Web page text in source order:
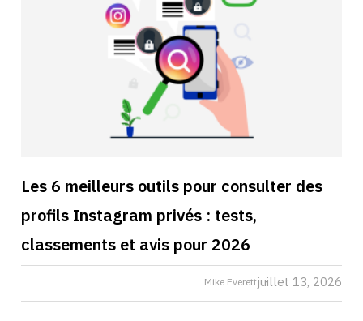
Les 6 meilleurs outils pour consulter des
profils Instagram privés : tests,
classements et avis pour 2026
juillet 13, 2026
Mike Everett